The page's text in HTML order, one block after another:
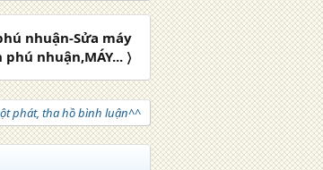
nhuận-Sửa máy
nhuận,MÁY... 〉
phát, tha hồ bình luận^^